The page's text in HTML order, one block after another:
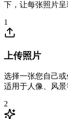
下，让每张照片呈
1
上传照片
选择一张您自己或
适用于人像、风景
2